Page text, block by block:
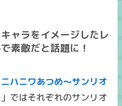
ャラをイメージしたレ
素敵だと話題に！
ハニワあつめ～サンリオ
」ではそれぞれのサンリオ